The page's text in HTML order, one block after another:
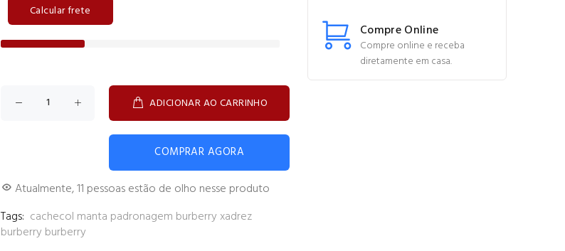
Calcular frete
ADICIONAR AO CARRINHO
COMPRAR AGORA
Atualmente,11 pessoas estão de olho nesse produto
Tags: cachecol manta padronagem burberryxadrez
burberry burberry
Compre Online
Compre online e receba
diretamente em casa.